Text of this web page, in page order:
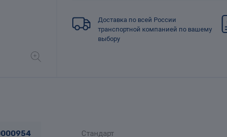
Доставка по всей России
транспортной компанией по вашему
выбору
Стандарт